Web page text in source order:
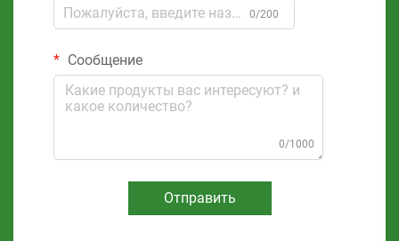
0/200
Сообщение
0/1000
Отправить